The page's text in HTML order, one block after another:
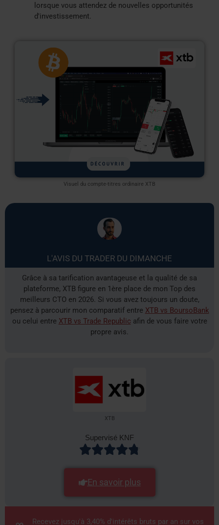
lorsque vous attendez de nouvelles opportunités
d'investissement.
Visuel du compte-titres ordinaire XTB
L'AVIS DU TRADER DU DIMANCHE
Grâce à sa tarification avantageuse et la qualité de sa
plateforme, XTB figure en 1ère place de mon Top des
meilleurs CTO en 2026. Si vous avez toujours un doute,
pensez à parcourir mon comparatif entre XTB vs BoursoBank
ou celui entre XTB vs Trade Republic afin de vous faire votre
propre avis.
XTB
Supervisé KNF
En savoir plus
Recevez jusqu'à 3,40% d'intérêts bruts par an sur vos